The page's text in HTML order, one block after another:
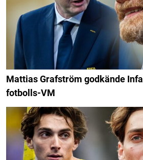
Mattias Grafström godkände
fotbolls-VM